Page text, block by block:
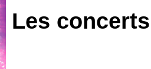
Les concerts